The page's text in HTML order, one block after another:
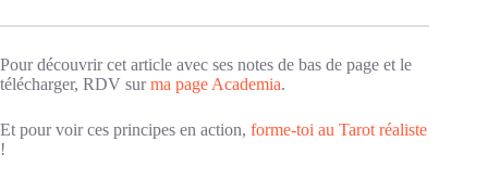
Pour découvrir cet article avec ses notes de bas de page et le
télécharger, RDV surma page Academia.
Et pour voir ces principes en action, forme-toi au Tarot réaliste
!